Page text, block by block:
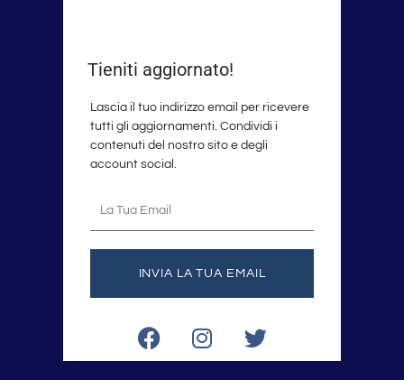
Tieniti aggiornato!
Lascia il tuo indirizzo email per ricevere
tutti gli aggiornamenti. Condividi i
contenuti del nostro sito e degli
account social.
INVIA LA TUA EMAIL
F
a
I
n
T
w